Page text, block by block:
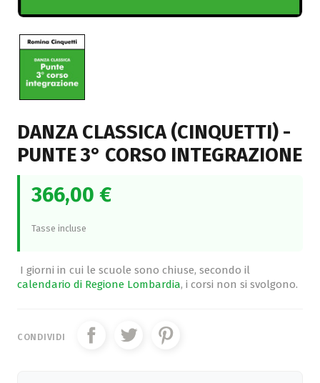
DANZA CLASSICA (CINQUETTI) -
PUNTE 3° CORSO INTEGRAZIONE
366,00 €
Tasse incluse
I giorni in cui le scuole sono chiuse, secondo il
calendario di Regione Lombardia, i corsi non si svolgono.
CONDIVIDI